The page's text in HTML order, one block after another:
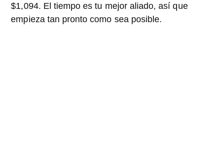
$1,094. El tiempo es tu mejor aliado, así que
empieza tan pronto como sea posible.